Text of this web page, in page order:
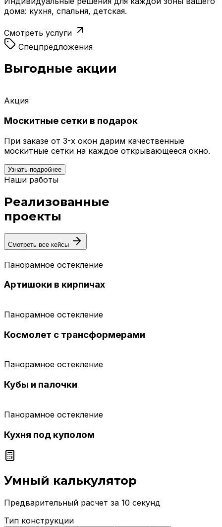
дома: кухня, спальня, детская.
Смотреть услуги
Спецпредложения
Выгодные акции
Акция
Москитные сетки в подарок
При заказе от 3-х окон дарим качественные
москитные сетки на каждое открывающееся окно.
Узнать подробнее
Наши работы
Реализованные
проекты
Смотреть все кейсы
Панорамное остекление
Артишоки в кирпичах
Панорамное остекление
Космолет с трансформерами
Панорамное остекление
Кубы и палочки
Панорамное остекление
Кухня под куполом
Умный калькулятор
Предварительный расчет за 10 секунд
Тип конструкции